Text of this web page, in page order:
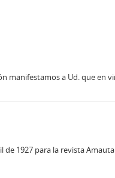
manifestamos a Ud. que en
de 1927 para la revista